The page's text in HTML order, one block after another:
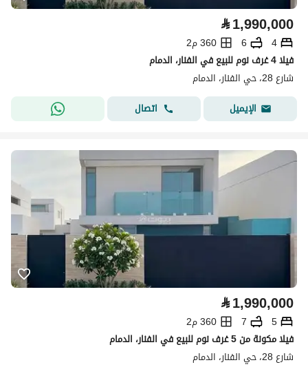
⃁1,990,000
4
6
360 م2
فيلا 4 غرف نوم للبيع في الفنار، الدمام
شارع 28، حي الفنار، الدمام
الإيميل
اتصال
⃁1,990,000
5
7
360 م2
فيلا مكونة من 5 غرف نوم للبيع في الفنار، الدمام
شارع 28، حي الفنار، الدمام